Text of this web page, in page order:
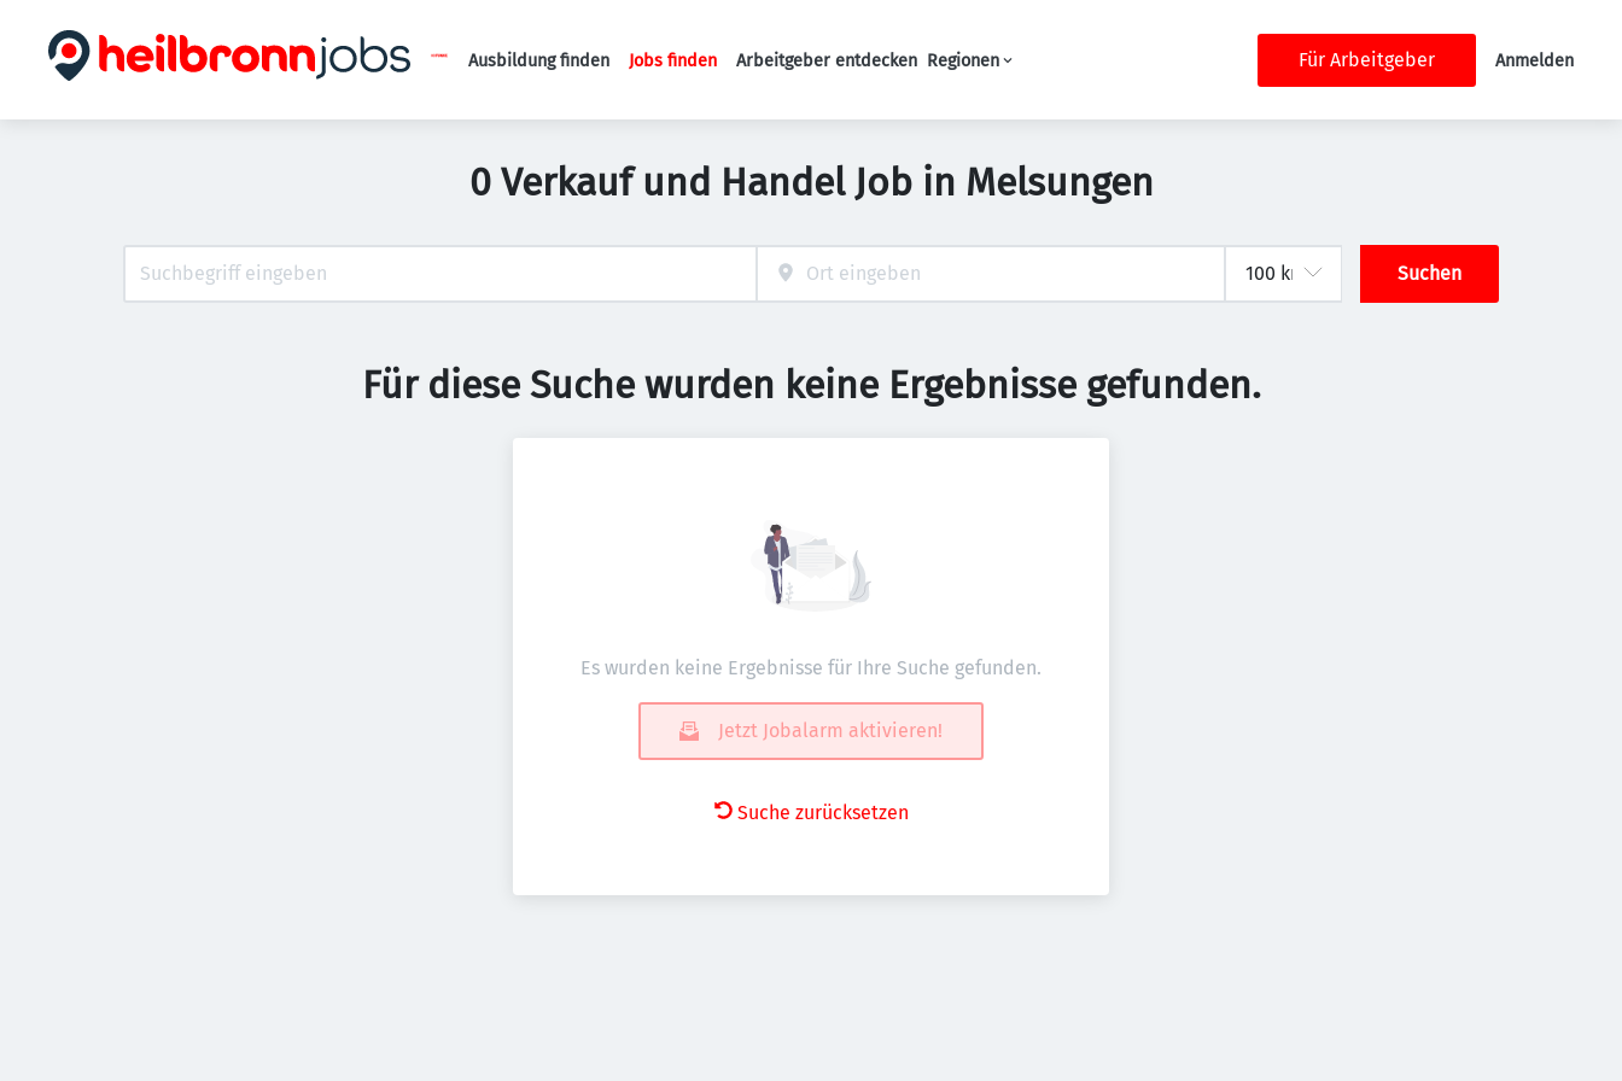
Haupt-Navigation
Ausbildung finden Jobs finden Arbeitgeber entdecken Regionen Für Arbeitgeber Anmelden
0 Verkauf und Handel Job in Melsungen
Suchen
Für diese Suche wurden keine Ergebnisse gefunden.
Es wurden keine Ergebnisse für Ihre Suche gefunden.
Jetzt Jobalarm aktivieren!
Suche zurücksetzen